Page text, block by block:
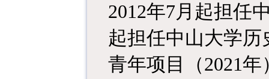
2012年7月起担任
起担任中山大学
青年项目（2021